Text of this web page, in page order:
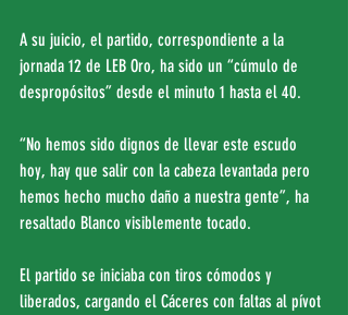
A su juicio, el partido, correspondiente a la
jornada 12 de LEB Oro, ha sido un “cúmulo de
despropósitos” desde el minuto 1 hasta el 40.
“No hemos sido dignos de llevar este escudo
hoy, hay que salir con la cabeza levantada pero
hemos hecho mucho daño a nuestra gente”, ha
resaltado Blanco visiblemente tocado.
El partido se iniciaba con tiros cómodos y
liberados, cargando el Cáceres con faltas al pívot